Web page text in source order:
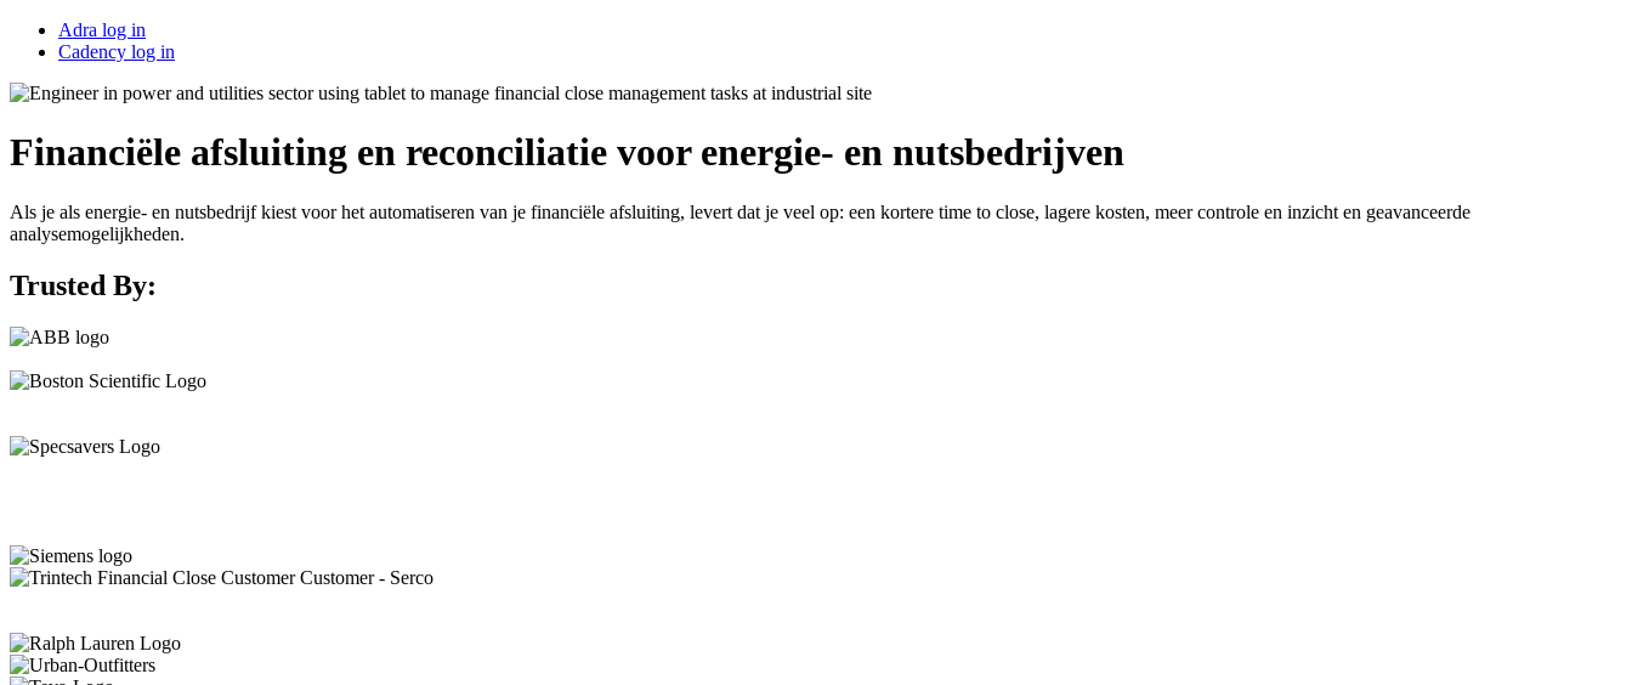
Adra log in
Cadency log in
Financiële afsluiting en reconciliatie voor energie- en nutsbedrijven
Als je als energie- en nutsbedrijf kiest voor het automatiseren van je financiële afsluiting, levert dat je veel op: een kortere time to close, lagere kosten, meer controle en inzicht en geavanceerde
analysemogelijkheden.
Trusted By: